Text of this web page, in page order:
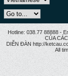
Hotline: 038.77 88888 -
CỦA
DIỄN ĐÀN http://
All